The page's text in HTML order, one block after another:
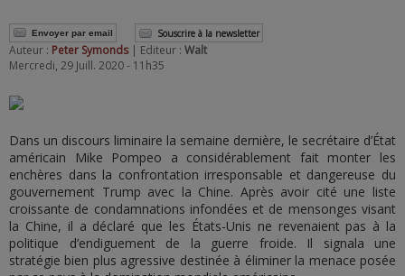
Envoyer par email Souscrire à la newsletter
Auteur : Peter Symonds | Editeur : Walt
Mercredi, 29 Juill. 2020 - 11h35
Dans un discours liminaire la semaine dernière, le secrétaire d’État
américain Mike Pompeo a considérablement fait monter les
enchères dans la confrontation irresponsable et dangereuse du
gouvernement Trump avec la Chine. Après avoir cité une liste
croissante de condamnations infondées et de mensonges visant
la Chine, il a déclaré que les États-Unis ne revenaient pas à la
politique d’endiguement de la guerre froide. Il signala une
stratégie bien plus agressive destinée à éliminer la menace posée